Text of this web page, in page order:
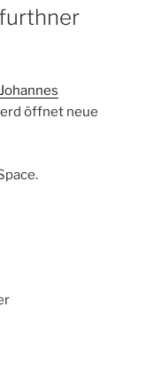
öffnet neue